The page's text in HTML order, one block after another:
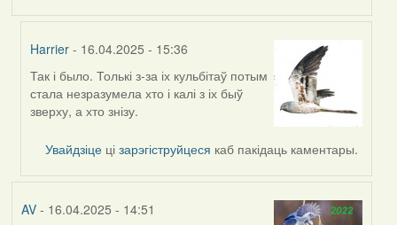
Harrier - 16.04.2025 - 15:36
In
reply
to
AV
Так і было. Толькі з-за іх кульбітаў потым
стала незразумела хто і калі з іх быў
зверху, а хто знізу.
Увайдзіце цізарэгіструйцеся каб пакідаць каментары.
AV- 16.04.2025 - 14:51